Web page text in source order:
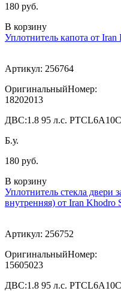
180 руб.
В корзину
Уплотнитель капота от
Артикул: 256764
ОригинальныйНомер:
18202013
ДВС:1.8 95 л.с.
Б.у.
180 руб.
В корзину
Уплотнитель стекла двери
внутренняя) от Iran Khodro
Артикул: 256752
ОригинальныйНомер:
15605023
ДВС:1.8 95 л.с.